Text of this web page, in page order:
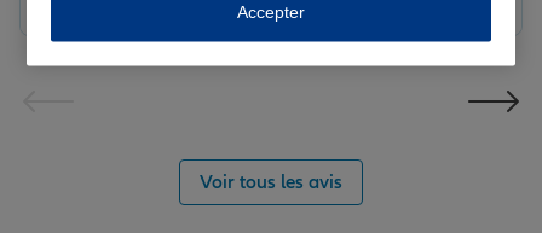
Voir tous les avis
Accepter